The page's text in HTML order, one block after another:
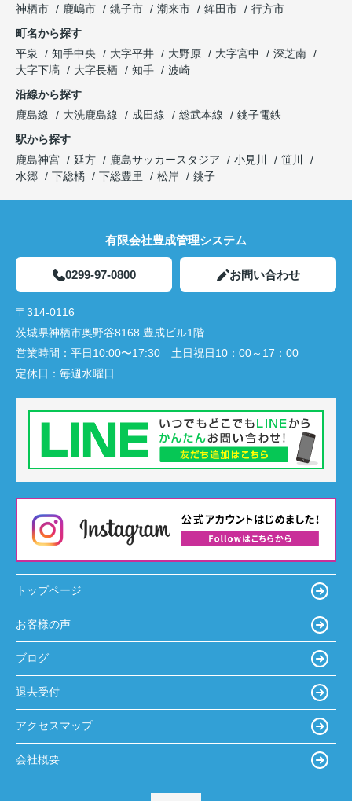
神栖市
鹿嶋市 銚子市 潮来市 鉾田市
行方市
町名から探す
平泉
知手中央 大字平井 大野原 大字宮中
深芝南
大字下塙
大字長栖 知手
波崎
沿線から探す
鹿島線
大洗鹿島線 成田線 総武本線
銚子電鉄
駅から探す
鹿島神宮
延方 鹿島サッカースタジア 小見川
笹川
水郷
下総橘 下総豊里 松岸 銚子
有限会社豊成管理システム
0299-97-0800 お問い合わせ
〒314-0116
茨城県神栖市奥野谷8168 豊成ビル1階
営業時間： 平日10:00〜17:30 土日祝日10：00～17：00
定休日： 毎週水曜日
トップページ
お客様の声
ブログ
退去受付
アクセスマップ
会社概要